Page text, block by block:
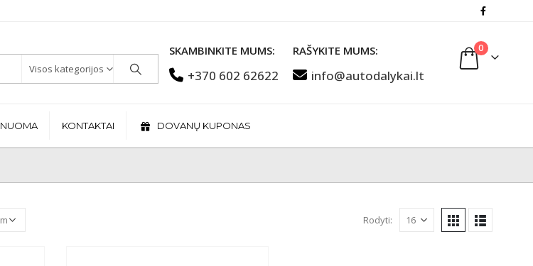
Visos kategorijos
SKAMBINKITE MUMS:
+370 602 62622
RAŠYKITE MUMS:
info@autodalykai.lt
0
NUOMA KONTAKTAI DOVANŲ KUPONAS
Rodyti: